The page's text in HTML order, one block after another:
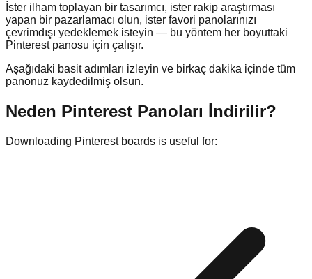
İster ilham toplayan bir tasarımcı, ister rakip araştırması
yapan bir pazarlamacı olun, ister favori panolarınızı
çevrimdışı yedeklemek isteyin — bu yöntem her boyuttaki
Pinterest panosu için çalışır.
Aşağıdaki basit adımları izleyin ve birkaç dakika içinde tüm
panonuz kaydedilmiş olsun.
Neden Pinterest Panoları İndirilir?
Downloading Pinterest boards is useful for: